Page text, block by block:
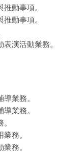
動事項。
動事項。
演活動業務。
業務。
業務。
務。
務。